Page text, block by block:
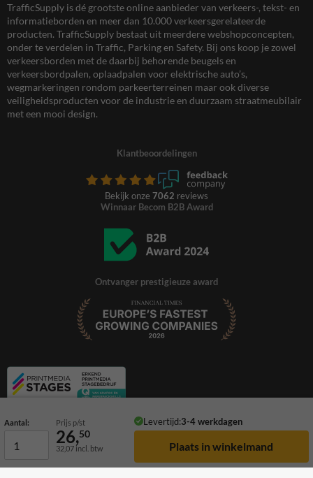
Aantal: Prijs p/st Levertijd:3-4 werkdagen
26,50
32,07 incl. btw
TrafficSupply is dé grootste online aanbieder van verkeers-, tekst- en
informatieborden en meer dan 10.000 verkeersgerelateerde
producten. TrafficSupply bestaat uit meerdere webshopconcepten,
onder te verdelen in Traffic, Parking en Safety. Bij ons koop je zowel
verkeersborden met de daarbij behorende beugels en
verkeersbordpalen, oplaadpalen voor elektrische auto’s,
wegmarkeringen rondom parkeerterreinen maar ook diverse
veiligheidsproducten voor de industrie en duurzaam straatmeubilair
met een mooi design.
Klantbeoordelingen
Bekijk onze 7062 reviews
Winnaar Becom B2B Award
Ontvanger prestigieuze award
© 2026 TrafficSupply. Alle rechten voorbehouden.